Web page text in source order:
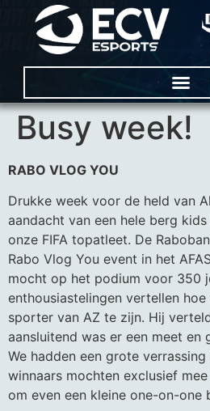
Busy week!
RABO VLOG YOU
Drukke week voor de held van
aandacht van een hele berg
onze FIFA topatleet. De
Rabo Vlog You event in het
mocht op het podium voor 350
enthousiastelingen vertellen
sporter van AZ te zijn. Hij
aansluitend was er een meet en
We hadden een grote
winnaars mochten exclusief
om even een kleine one-on-one